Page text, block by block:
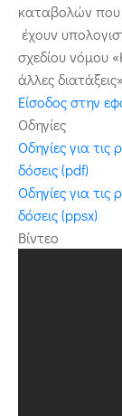
καταβολών
έχουν
σχεδίου νόμου
άλλες
Είσοδος στην
Οδηγίες
Οδηγίες για τις
δόσεις (pdf)
Οδηγίες για τις
δόσεις (ppsx)
Βίντεο